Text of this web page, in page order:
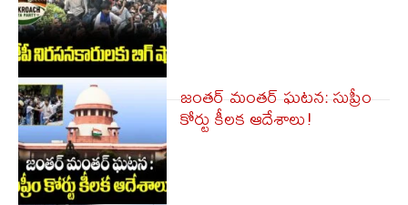
జంతర్ మంతర్ ఘటన: సుప్రీం
కోర్టు కీలక ఆదేశాలు!